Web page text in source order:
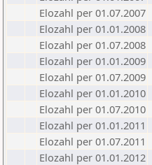
Elozahl per 01.07.2007
Elozahl per 01.01.2008
Elozahl per 01.07.2008
Elozahl per 01.01.2009
Elozahl per 01.07.2009
Elozahl per 01.01.2010
Elozahl per 01.07.2010
Elozahl per 01.01.2011
Elozahl per 01.07.2011
Elozahl per 01.01.2012